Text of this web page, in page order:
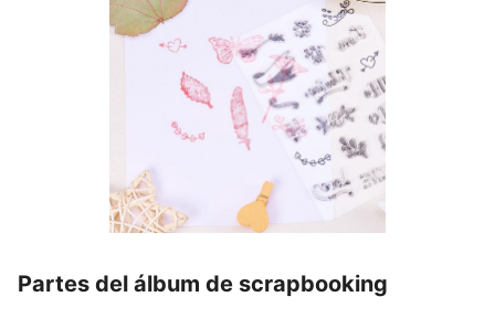
Partes del álbum de scrapbooking